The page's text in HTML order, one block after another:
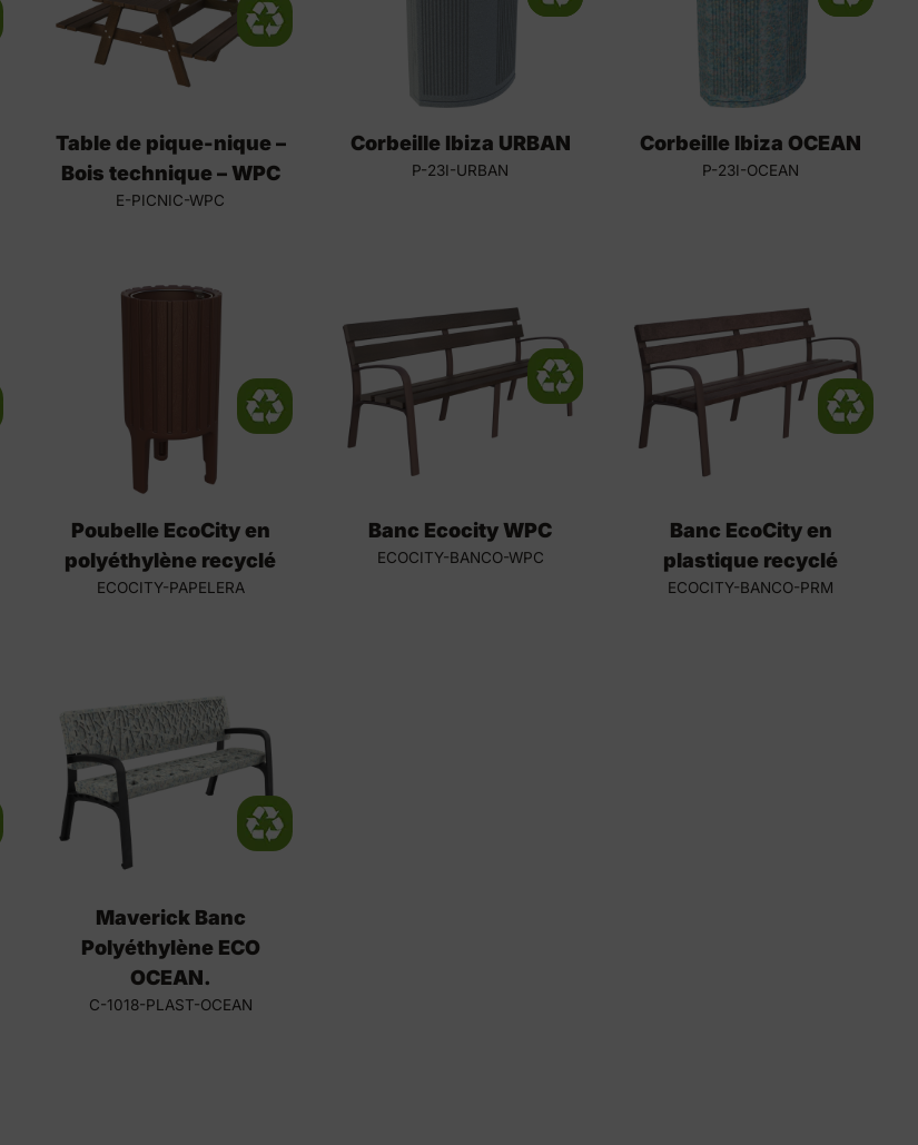
Table de pique-nique –
Bois technique – WPC
E-PICNIC-WPC
Corbeille Ibiza URBAN
P-23I-URBAN
Corbeille Ibiza OCEAN
P-23I-OCEAN
Poubelle EcoCity en
polyéthylène recyclé
ECOCITY-PAPELERA
Banc Ecocity WPC
ECOCITY-BANCO-WPC
Banc EcoCity en
plastique recyclé
ECOCITY-BANCO-PRM
Maverick Banc
Polyéthylène ECO
OCEAN.
C-1018-PLAST-OCEAN